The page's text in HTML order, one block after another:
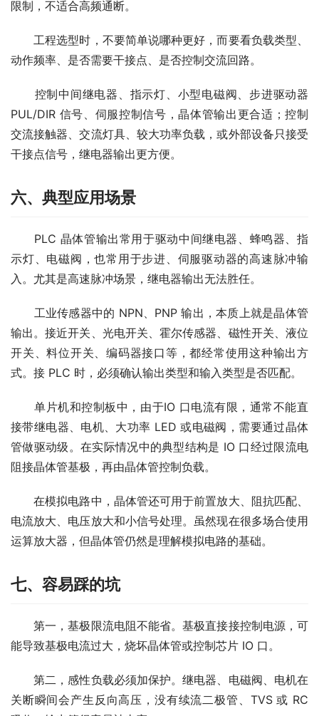
限制，不适合高频通断。
工程选型时，不要简单说哪种更好，而要看负载类型、
动作频率、是否需要干接点、是否控制交流回路。
控制中间继电器、指示灯、小型电磁阀、步进驱动器
PUL/DIR 信号、伺服控制信号，晶体管输出更合适；控制
交流接触器、交流灯具、较大功率负载，或外部设备只接受
干接点信号，继电器输出更方便。
六、典型应用场景
PLC 晶体管输出常用于驱动中间继电器、蜂鸣器、指
示灯、电磁阀，也常用于步进、伺服驱动器的高速脉冲输
入。尤其是高速脉冲场景，继电器输出无法胜任。
工业传感器中的 NPN、PNP 输出，本质上就是晶体管
输出。接近开关、光电开关、霍尔传感器、磁性开关、液位
开关、料位开关、编码器接口等，都经常使用这种输出方
式。接 PLC 时，必须确认输出类型和输入类型是否匹配。
单片机和控制板中，由于IO 口电流有限，通常不能直
接带继电器、电机、大功率 LED 或电磁阀，需要通过晶体
管做驱动级。在实际情况中的典型结构是 IO 口经过限流电
阻接晶体管基极，再由晶体管控制负载。
在模拟电路中，晶体管还可用于前置放大、阻抗匹配、
电流放大、电压放大和小信号处理。虽然现在很多场合使用
运算放大器，但晶体管仍然是理解模拟电路的基础。
七、容易踩的坑
第一，基极限流电阻不能省。基极直接接控制电源，可
能导致基极电流过大，烧坏晶体管或控制芯片 IO 口。
第二，感性负载必须加保护。继电器、电磁阀、电机在
关断瞬间会产生反向高压，没有续流二极管、TVS 或 RC